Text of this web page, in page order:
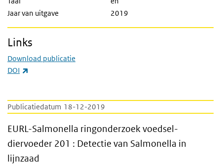
Publicatiedatum 18-12-2019
EURL-Salmonella ringonderzoek voedsel-
EURL-Salmonella ringonderzoek voedsel-
diervoeder 201 : Detectie van Salmonella in
lijnzaad
Jaar van uitgave
2019
Links
Download publicatie
DOI